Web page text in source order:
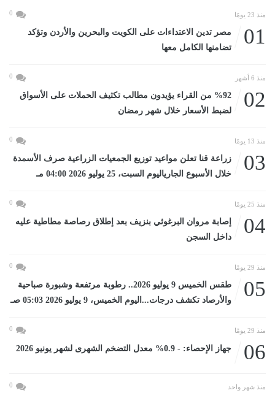
منذ 23 يومًا 0
01
مصر تدين الاعتداءات على الكويت والبحرين والأردن وتؤكد
تضامنها الكامل معها
منذ 6 أشهر 0
02
%92 من القراء يؤيدون مطالب تكثيف الحملات على الأسواق
لضبط الأسعار خلال شهر رمضان
منذ 13 يومًا 0
03
زراعة قنا تعلن مواعيد توزيع الجمعيات الزراعية صرف الأسمدة
خلال الأسبوع الجارياليوم السبت، 25 يوليو 2026 04:00 مـ
منذ 25 يومًا 0
04
إصابة مروان البرغوثي بنزيف بعد إطلاق رصاصة مطاطية عليه
داخل السجن
منذ 29 يومًا 0
05
طقس الخميس 9 يوليو 2026.. رطوبة مرتفعة وشبورة صباحية
والأرصاد تكشف درجات...اليوم الخميس، 9 يوليو 2026 05:03 صـ
منذ 29 يومًا 0
06 جهاز الإحصاء: - 0.9% معدل التضخم الشهرى لشهر يونيو 2026
منذ شهر واحد 0